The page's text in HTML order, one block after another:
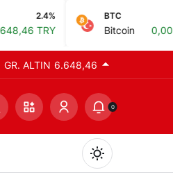
BTC
Bitcoin 0,00 TRY
GR. ALTIN 6.648,46
0